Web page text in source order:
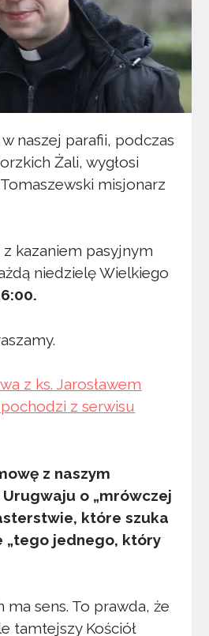
naszej parafii, podczas
Żali, wygłosi
misjonarz
kazaniem pasyjnym
niedzielę Wielkiego
z ks. Jarosławem
z serwisu
z naszym
o „mrówczej
które szuka
„tego jednego, który
ma sens. To prawda, że
tamtejszy Kościół